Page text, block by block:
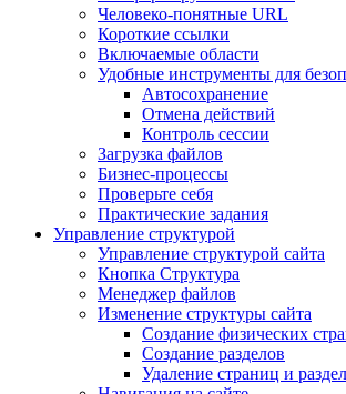
Человеко-понятные URL
Короткие ссылки
Включаемые области
Удобные инструменты для
Автосохранение
Отмена действий
Контроль сессии
Загрузка файлов
Бизнес-процессы
Проверьте себя
Практические задания
Управление структурой
Управление структурой сайта
Кнопка Структура
Менеджер файлов
Изменение структуры сайта
Создание физических
Создание разделов
Удаление страниц и